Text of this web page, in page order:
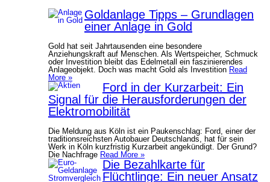
Goldanlage Tipps – Grundlagen
einer Anlage in Gold
Gold hat seit Jahrtausenden eine besondere
Anziehungskraft auf Menschen. Als Wertspeicher, Schmuck
oder Investition bleibt das Edelmetall ein faszinierendes
Anlageobjekt. Doch was macht Gold als Investition Read
More »
Ford in der Kurzarbeit: Ein
Signal für die Herausforderungen der
Elektromobilität
Die Meldung aus Köln ist ein Paukenschlag: Ford, einer der
traditionsreichsten Autobauer Deutschlands, hat für sein
Werk in Köln kurzfristig Kurzarbeit angekündigt. Der Grund?
Die Nachfrage Read More »
Die Bezahlkarte für
Flüchtlinge: Ein neuer Ansatz